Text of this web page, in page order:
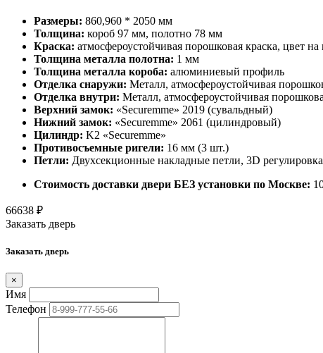
Размеры: 860,960 * 2050 мм
Толщина: короб 97 мм, полотно 78 мм
Краска: атмосфероустойчивая порошковая краска, цвет
Толщина металла полотна: 1 мм
Толщина металла короба: алюминиевый профиль
Отделка снаружи: Металл, атмосфероустойчивая
Отделка внутри: Металл, атмосфероустойчивая
Верхний замок: «Securemme» 2019 (сувальдный)
Нижний замок: «Securemme» 2061 (цилиндровый)
Цилиндр: K2 «Securemme»
Противосъемные ригели: 16 мм (3 шт.)
Петли: Двухсекционные накладные петли, 3D
Стоимость доставки двери БЕЗ установки по Москве:
66638 ₽
Заказать дверь
Заказать дверь
×
Имя
Телефон